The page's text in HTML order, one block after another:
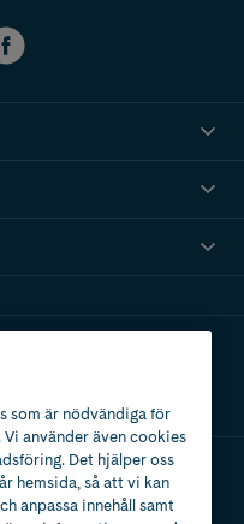
som är nödvändiga för
använder även cookies
Det hjälper oss
hemsida, så att vi kan
anpassa innehåll samt